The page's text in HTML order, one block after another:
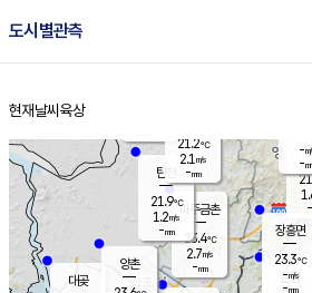
도시별관측
홈
현재날씨 육상
-
파주금촌
23.4℃
2.7m/s
-mm
대곶
탄현
21.9℃
1.2m/s
-mm
양촌
은평
장흥면
23.3℃
-m/s
-mm
-
-
21.2℃
2.1 m/s
-mm